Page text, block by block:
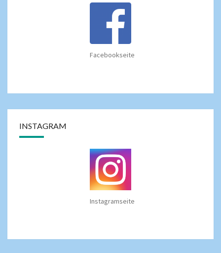
Facebookseite
INSTAGRAM
Instagramseite